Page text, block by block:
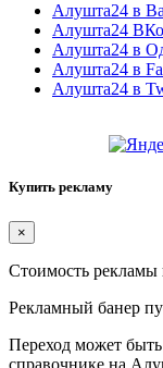
Алушта24 в
Алушта24
Алушта24 в
Алушта24 в
Алушта24 в
Купить рекламу
×
Стоимость рекламы
Рекламный банер
Переход может
справочнике на